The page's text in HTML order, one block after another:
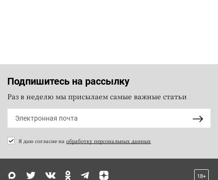
Подпишитесь на рассылку
Раз в неделю мы присылаем самые важные статьи
Я даю согласие на обработку персональных данных
18+